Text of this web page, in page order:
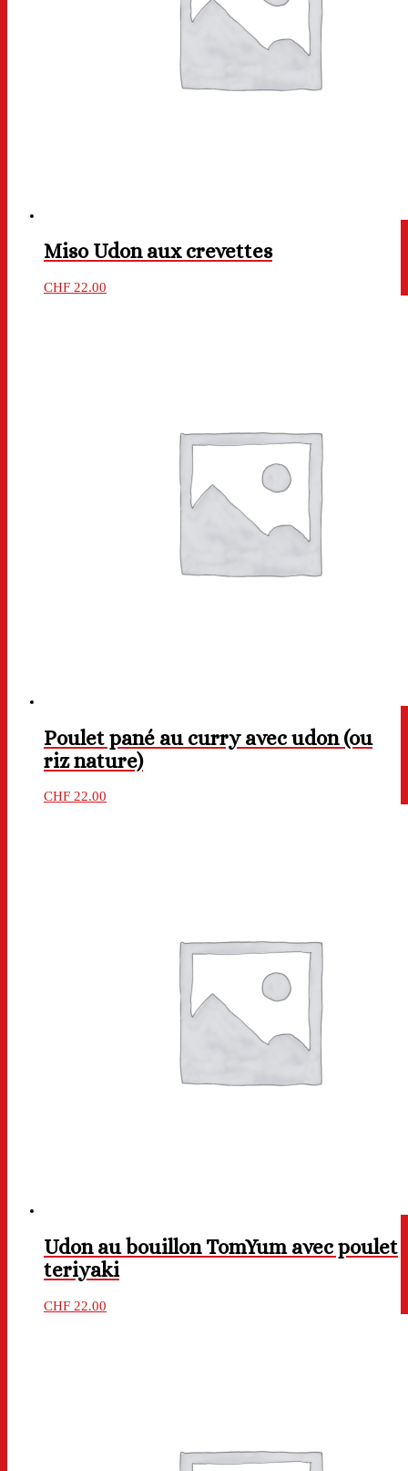
Miso Udon aux crevettes
CHF 22.00
Poulet pané au curry avec udon (ou
riz nature)
CHF 22.00
Udon au bouillon TomYum avec poulet
teriyaki
CHF 22.00